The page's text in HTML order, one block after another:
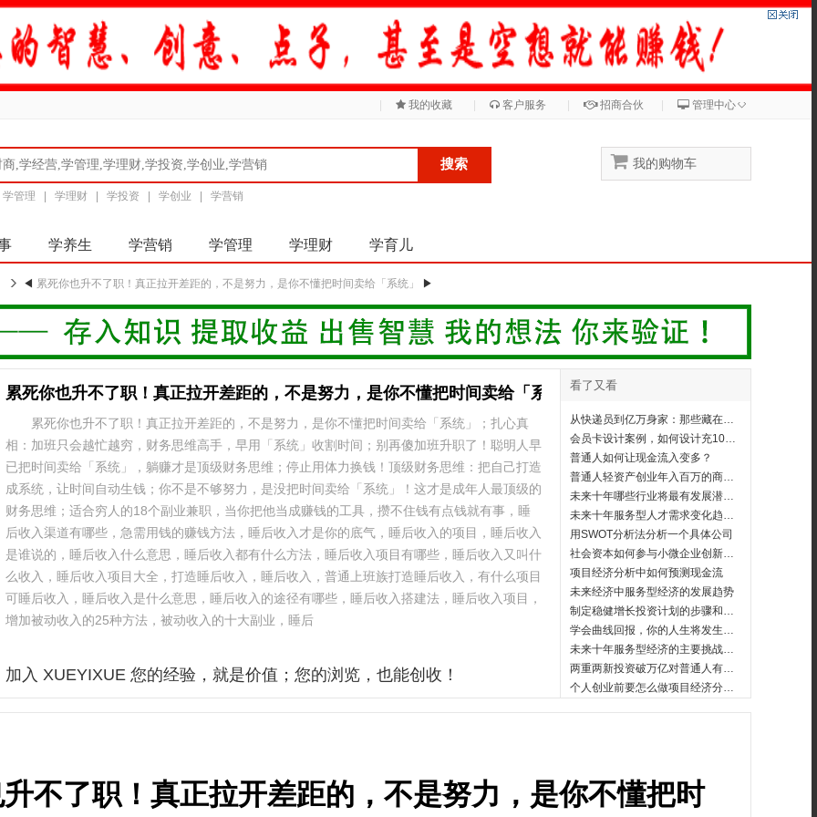
我的收藏 客户服务 招商合伙 管理中心◇
搜索
学管理 学理财 学投资 学创业 学营销
我的购物车
学养生 学营销 学管理 学理财 学育儿
◀ 累死你也升不了职！真正拉开差距的，不是努力，是你不懂把时间卖给「系统」 ▶
累死你也升不了职！真正拉开差距的，不是努力，是你不懂把时间卖给「系统」
累死你也升不了职！真正拉开差距的，不是努力，是你不懂把时间卖给「系统」；扎心真
相：加班只会越忙越穷，财务思维高手，早用「系统」收割时间；别再傻加班升职了！聪明人早
已把时间卖给「系统」，躺赚才是顶级财务思维；停止用体力换钱！顶级财务思维：把自己打造
成系统，让时间自动生钱；你不是不够努力，是没把时间卖给「系统」！这才是成年人最顶级的
财务思维；适合穷人的18个副业兼职，当你把他当成赚钱的工具，攒不住钱有点钱就有事，睡
后收入渠道有哪些，急需用钱的赚钱方法，睡后收入才是你的底气，睡后收入的项目，睡后收入
是谁说的，睡后收入什么意思，睡后收入都有什么方法，睡后收入项目有哪些，睡后收入又叫什
么收入，睡后收入项目大全，打造睡后收入，睡后收入，普通上班族打造睡后收入，有什么项目
可睡后收入，睡后收入是什么意思，睡后收入的途径有哪些，睡后收入搭建法，睡后收入项目，
增加被动收入的25种方法，被动收入的十大副业，睡后
加入 XUEYIXUE 您的经验，就是价值；您的浏览，也能创收！
看了又看
从快递员到亿万身家：那些藏在包裹里的创富密码
会员卡设计案例，如何设计充1000得1000送1000返1000的核心秘密
普通人如何让现金流入变多？
普通人轻资产创业年入百万的商业模式
未来十年哪些行业将最有发展潜力？
未来十年服务型人才需求变化趋势分析
用SWOT分析法分析一个具体公司
社会资本如何参与小微企业创新投资？
项目经济分析中如何预测现金流
未来经济中服务型经济的发展趋势
制定稳健增长投资计划的步骤和技巧
学会曲线回报，你的人生将发生翻天覆地的变化
未来十年服务型经济的主要挑战是什么？
两重两新投资破万亿对普通人有哪些影响？两新领域投资中哪些行业最受关注？
个人创业前要怎么做项目经济分析？
不了职！真正拉开差距的，不是努力，是你不懂把时